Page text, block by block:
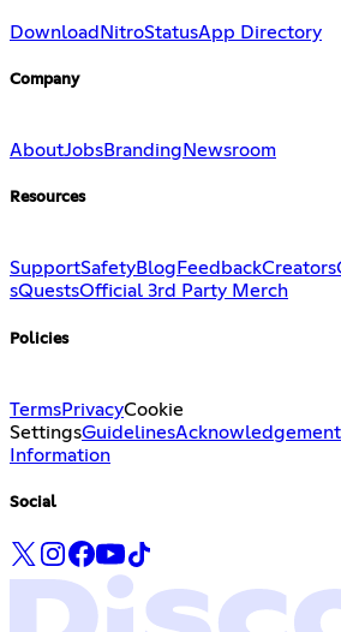
Download NitroStatusApp Directory
Company
AboutJobsBranding Newsroom
Resources
SupportSafetyBlog FeedbackCreators
sQuestsOfficial 3rd Party Merch
Policies
TermsPrivacyCookie
SettingsGuidelines
Information
Social